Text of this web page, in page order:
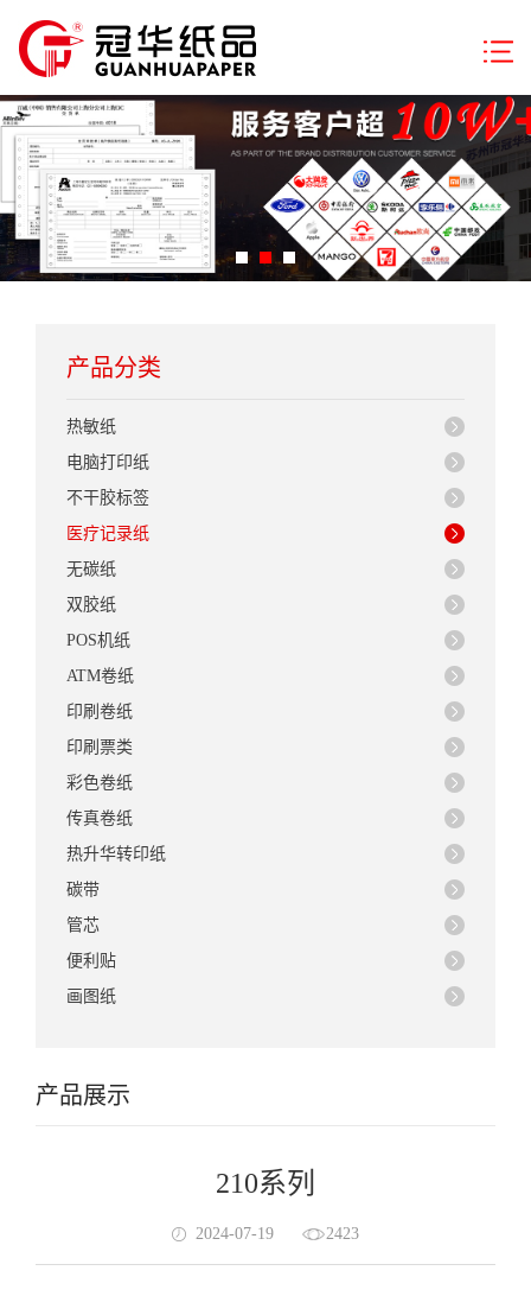
产品分类
热敏纸
电脑打印纸
不干胶标签
医疗记录纸
无碳纸
双胶纸
POS机纸
ATM卷纸
印刷卷纸
印刷票类
彩色卷纸
传真卷纸
热升华转印纸
碳带
管芯
便利贴
画图纸
产品展示
210系列
2024-07-19 2423